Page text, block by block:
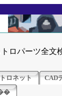
トロパーツ全文
ロネット CAD